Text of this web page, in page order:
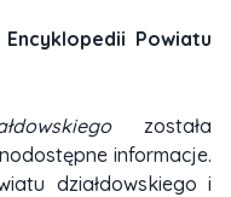
Powiatu
została
informacje.
działdowskiego i